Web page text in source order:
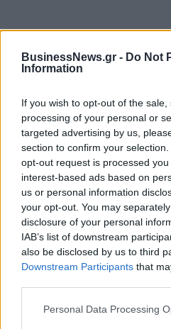
BusinessNews.gr - Do Not
Information
If you wish to opt-out of the
processing of your personal or
targeted advertising by us,
section to confirm your
opt-out request is processed
interest-based ads based on
us or personal information
your opt-out. You may
disclosure of your personal
IAB’s list of downstream
also be disclosed by us to third
Downstream Participants that
Personal Data Processing
Χρηματιστήριο: Πτώση
εκατ. ευρώ ο τζίρος
06/08/2026 - 18:10 ΟΙΚΟΝΟΜΙΑ
ΟΠΕΚΑ: Αύριο η δεύτερη
του Λογαριασμού Αγροτικής
06/08/2026 - 17:40 ΟΙΚΟΝΟΜΙΑ
Κυβερνητική Επιτροπή
Στρατηγική προτεραιότητα η
βιομηχανίας
06/08/2026 - 17:18 ΠΟΛΙΤΙΚΗ